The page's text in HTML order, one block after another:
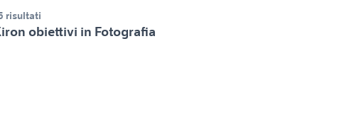
risultati
obiettivi in Fotografia